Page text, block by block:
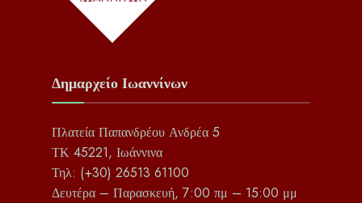
Δημαρχείο Ιωαννίνων
Πλατεία Παπανδρέου Ανδρέα 5
ΤΚ 45221, Ιωάννινα
Τηλ: (+30) 26513 61100
Δευτέρα – Παρασκευή, 7:00 πμ – 15:00 μμ